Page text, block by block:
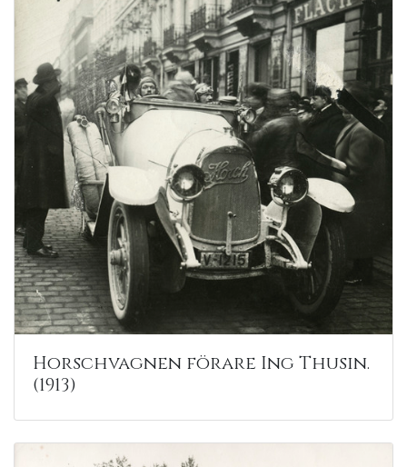
Horschvagnen förare Ing Thusin.
(1913)